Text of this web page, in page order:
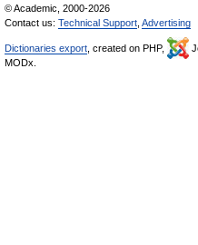
© Academic, 2000-2026
Contact us: Technical Support Advertising
Dictionaries export , created on PHP,
MODx.